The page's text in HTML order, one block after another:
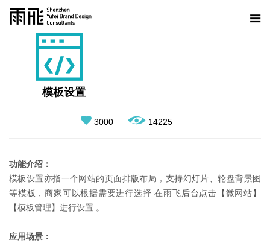
模板设置
3000 14225
功能介绍：
模板设置亦指一个网站的页面排版布局，支持幻灯片、轮盘背景图
等模板，商家可以根据需要进行选择 在雨飞后台点击【微网站】
【模板管理】进行设置 。
应用场景：